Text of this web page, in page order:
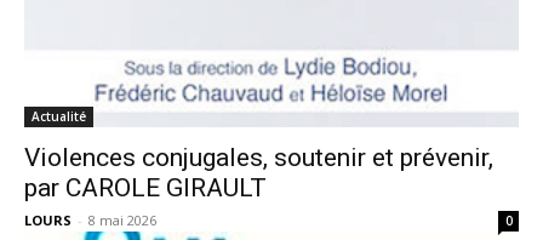
Actualité
Violences conjugales, soutenir et prévenir,
par CAROLE GIRAULT
LOURS - 8 mai 2026 0